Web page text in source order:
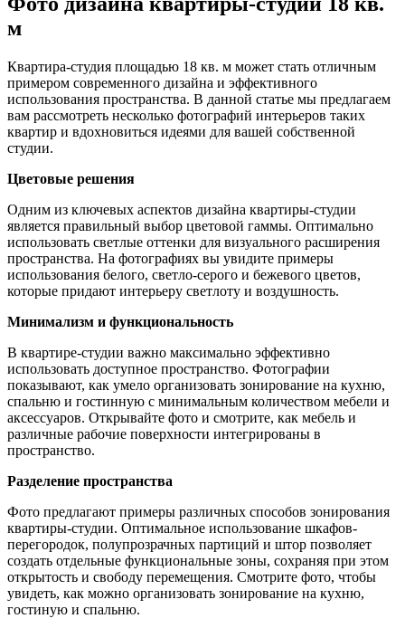
м
Квартира-студия площадью 18 кв. м может стать отличным
примером современного дизайна и эффективного
использования пространства. В данной статье мы предлагаем
вам рассмотреть несколько фотографий интерьеров таких
квартир и вдохновиться идеями для вашей собственной
студии.
Цветовые решения
Одним из ключевых аспектов дизайна квартиры-студии
является правильный выбор цветовой гаммы. Оптимально
использовать светлые оттенки для визуального расширения
пространства. На фотографиях вы увидите примеры
использования белого, светло-серого и бежевого цветов,
которые придают интерьеру светлоту и воздушность.
Минимализм и функциональность
В квартире-студии важно максимально эффективно
использовать доступное пространство. Фотографии
показывают, как умело организовать зонирование на кухню,
спальню и гостинную с минимальным количеством мебели и
аксессуаров. Открывайте фото и смотрите, как мебель и
различные рабочие поверхности интегрированы в
пространство.
Разделение пространства
Фото предлагают примеры различных способов зонирования
квартиры-студии. Оптимальное использование шкафов-
перегородок, полупрозрачных партиций и штор позволяет
создать отдельные функциональные зоны, сохраняя при этом
открытость и свободу перемещения. Смотрите фото, чтобы
увидеть, как можно организовать зонирование на кухню,
гостиную и спальню.